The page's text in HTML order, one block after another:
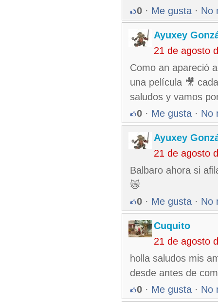
0 · Me gusta · No
Ayuxey
21 de agosto
Como an apareció
una película 🎥
saludos y vamos
0 · Me gusta · No
Ayuxey
21 de agosto
Balbaro ahora si
😿
0 · Me gusta · No
Cuquito
21 de agosto
holla saludos mis
desde antes de
0 · Me gusta · No